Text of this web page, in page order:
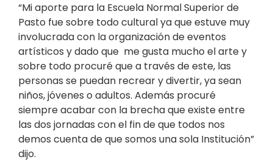
“Mi aporte para la Escuela Normal Superior de
Pasto fue sobre todo cultural ya que estuve muy
involucrada con la organización de eventos
artísticos y dado que me gusta mucho el arte y
sobre todo procuré que a través de este, las
personas se puedan recrear y divertir, ya sean
niños, jóvenes o adultos. Además procuré
siempre acabar con la brecha que existe entre
las dos jornadas con el fin de que todos nos
demos cuenta de que somos una sola Institución”
dijo.